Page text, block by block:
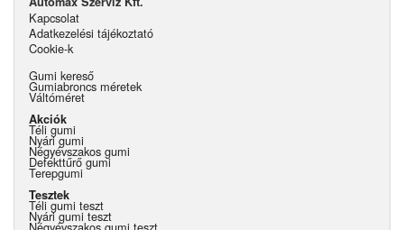
Kapcsolat
Adatkezelési tájékoztató
Cookie-k
Gumi kereső
Gumiabroncs méretek
Váltóméret
Akciók
Téli gumi
Nyári gumi
Négyévszakos gumi
Defekttűrő gumi
Terepgumi
Tesztek
Téli gumi teszt
Nyári gumi teszt
Négyévszakos gumi teszt